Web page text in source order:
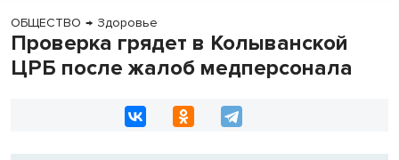
ОБЩЕСТВО → Здоровье
Проверка грядет в Колыванской
ЦРБ после жалоб медперсонала